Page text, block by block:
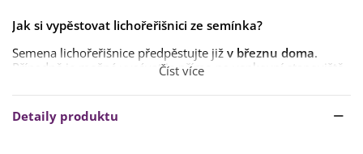
Jak si vypěstovat lichořeřišnici ze semínka?
Semena lichořeřišnice předpěstujte již v březnu doma.
Případně je možné vysévat je přímo na venkovní stanoviště
Doba klíčení se pohybuje
15 °C. Semena vysévejte do hloubky
Číst více
Detaily produktu